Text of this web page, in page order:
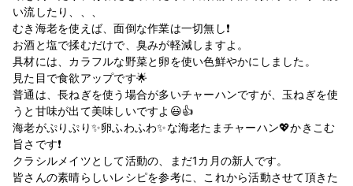
い流したり、、、
むき海老を使えば、面倒な作業は一切無し❗️
お酒と塩で揉むだけで、臭みが軽減しますよ。
具材には、カラフルな野菜と卵を使い色鮮やかにしました。
見た目で食欲アップです🌟
普通は、長ねぎを使う場合が多いチャーハンですが、玉ねぎを使
うと甘味が出て美味しいですよ😃👍
海老がぷりぷり✨卵ふわふわ✨な海老たまチャーハン💖かきこむ
旨さです❗️
クラシルメイツとして活動の、まだ1カ月の新人です。
皆さんの素晴らしいレシピを参考に、これから活動させて頂きた